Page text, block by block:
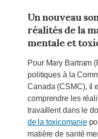
Un nouveau
réalités de la
mentale et
Pour Mary Bartram
politiques à la
Canada (CSMC), il
comprendre les
travaillent dans le
de la toxicomanie
matière de santé